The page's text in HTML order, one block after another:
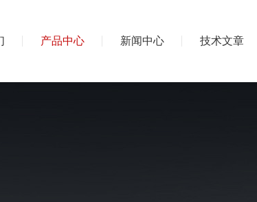
产品中心 新闻中心 技术文章